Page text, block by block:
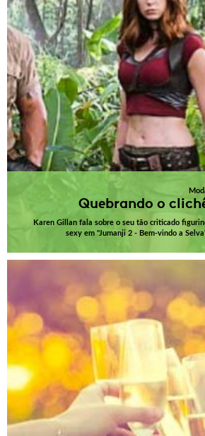
Quebrando o
Karen Gillan fala sobre o seu tão criticado
sexy em "Jumanji 2 - Bem-vindo a